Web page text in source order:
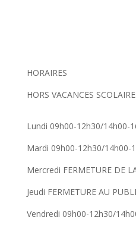
HORAIRES
HORS VACANCES
Lundi 09h00-12h30/14h00-
Mardi 09h00-12h30/14h00-
Mercredi FERMETURE DE
Jeudi FERMETURE AU
Vendredi 09h00-12h30/